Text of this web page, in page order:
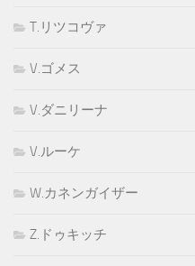
T.リツコヴァ
V.ゴメス
V.ダニリーナ
V.ルーケ
W.カネンガイザー
Z.ドゥキッチ